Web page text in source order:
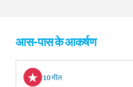
आस-पास के आकर्षण
0.10 मील